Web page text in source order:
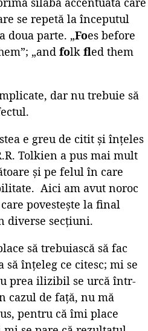
se repetă la începutul
doua parte. „Foes before
„and folk fled them
dar nu trebuie să
e greu de citit și înțeles
Tolkien a pus mai mult
și pe felul în care
Aici am avut noroc
povestește la final
diverse secțiuni.
să trebuiască să fac
înțeleg ce citesc; mi se
prea ilizibil se urcă într-
cazul de față, nu mă
pentru că îmi place